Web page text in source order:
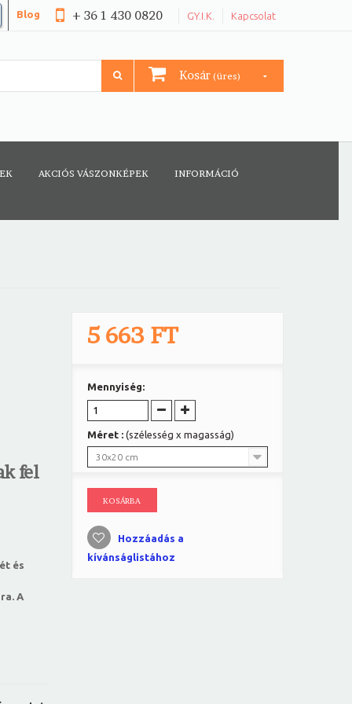
GY.I.K. Kapcsolat
+ 36 1 430 0820
Blog
Kosár (üres)
AKCIÓS VÁSZONKÉPEK INFORMÁCIÓ
fel
és
A
5 663 FT
Mennyiség:
Méret : (szélesség x magasság)
30x20 cm
KOSÁRBA
Hozzáadás a
kívánságlistához